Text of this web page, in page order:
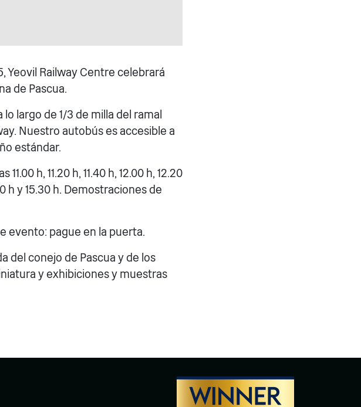
Yeovil Railway Centre celebrará
de Pascua.
largo de 1/3 de milla del ramal
Nuestro autobús es accesible a
estándar.
h, 11.20 h, 11.40 h, 12.00 h, 12.20
h y 15.30 h. Demostraciones de
evento: pague en la puerta.
del conejo de Pascua y de los
y exhibiciones y muestras